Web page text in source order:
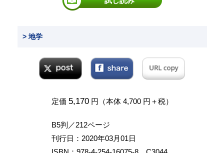
> 地学
定価 5,170円（本体 4,700 円＋税）
B5判／212ページ
刊行日：2020年03月01日